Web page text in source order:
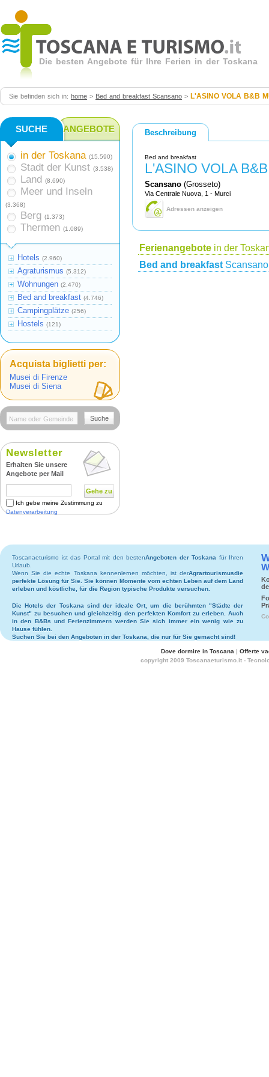
Die besten Angebote für Ihre Ferien in der Toskana
Sie befinden sich in: home > Bed and breakfast Scansano > L'ASINO VOLA B&B
Beschreibung
Bed and breakfast
L'ASINO VOLA
Scansano (Grosseto)
Via Centrale Nuova, 1 - Murci
Adressen anzeigen
Ferienangebote in der
Bed and breakfast Scansano
SUCHE ANGEBOTE
in der Toskana (15.590)
Stadt der Kunst (3.538)
Land (8.690)
Meer und Inseln
(3.368)
Berg (1.373)
Thermen (1.089)
Hotels (2.960)
Agraturismus (5.312)
Wohnungen (2.470)
Bed and breakfast (4.746)
Campingplätze (256)
Hostels (121)
Acquista biglietti per:
Musei di Firenze
Musei di Siena
Suche
Newsletter
Erhalten Sie unsere
Angebote per Mail
Gehe zu
Ich gebe meine Zustimmung zu
Datenverarbeitung
Toscanaeturismo ist das Portal mit den bestenAngeboten der Toskana für Ihren
Urlaub.
Wenn Sie die echte Toskana kennenlernen möchten, ist derAgrartourismusdie
perfekte Lösung für Sie. Sie können Momente vom echten Leben auf dem Land
erleben und köstliche, für die Region typische Produkte versuchen.
DieHotels der Toskana sind der ideale Ort, um die berühmten "Städte der
Kunst" zu besuchen und gleichzeitig den perfekten Komfort zu erleben. Auch
in den B&Bs undFerienzimmern werden Sie sich immer ein wenig wie zu
Hause fühlen.
Suchen Sie bei den Angeboten in der Toskana , die nur für Sie gemacht sind!
Dove dormire in Toscana | Offerte
copyright 2009 Toscanaeturismo.it -